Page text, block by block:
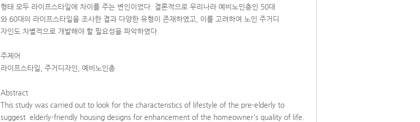
형태 모두 라이프스타일에 차이를 주는 변인이었다. 결론적으로 우리나라 예비노인층인 50대
와 60대의 라이프스타일을 조사한 결과 다양한 유형이 존재하였고, 이를 고려하여 노인 주거디
자인도 차별적으로 개발해야 할 필요성을 파악하였다.
주제어
라이프스타일, 주거디자인, 예비노인층
Abstract
This study was carried out to look for the characteristics of lifestyle of the pre-elderly to
suggest elderly-friendly housing designs for enhancement of the homeowner's quality of life.